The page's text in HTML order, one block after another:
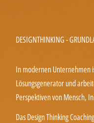
DESIGNTHINKING -
In modernen Unternehmen
Lösungsgenerator und
Perspektiven von Mensch,
Das Design Thinking